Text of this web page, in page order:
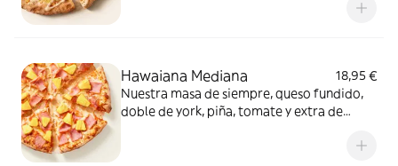
Hawaiana Mediana
18,95 €
Nuestra masa de siempre, queso fundido,
doble de york, piña, tomate y extra de